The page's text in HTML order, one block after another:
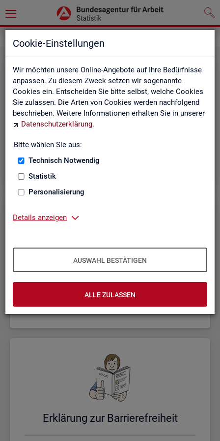
Cookie-Einstellungen
Wir möchten unsere Online-Angebote auf Ihre Bedürfnisse
anpassen. Zu diesem Zweck setzen wir sogenannte
Cookies ein. Entscheiden Sie bitte selbst, welche Cookies
Sie zulassen. Die Arten von Cookies werden nachfolgend
beschrieben. Weitere Informationen erhalten Sie in unserer
Datenschutzerklärung.
Bitte wählen Sie aus:
Technisch Notwendig
Statistik
Personalisierung
Details anzeigen
AUSWAHL BESTÄTIGEN
ALLE ZULASSEN
Er­klä­rung zur Bar­rie­re­frei­heit